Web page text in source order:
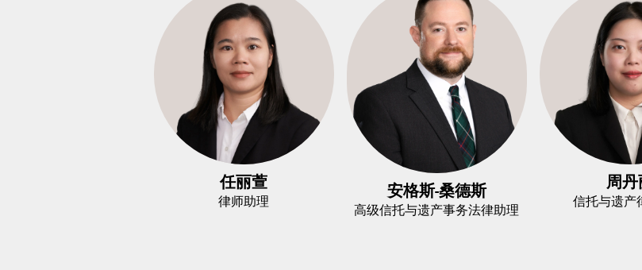
任丽萱
律师助理
安格斯-桑德斯
高级信托与遗产事务法律助理
周丹
信托与遗产